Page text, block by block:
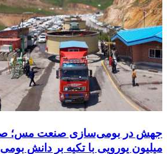
میلیون یورویی با تکیه بر دانش بومی